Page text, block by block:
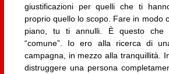
giustificazioni per quelli che ti
proprio quello lo scopo. Fare in modo
piano, tu ti annulli. È questo
“comune”. Io ero alla ricerca di
campagna, in mezzo alla tranquillità.
distruggere una persona